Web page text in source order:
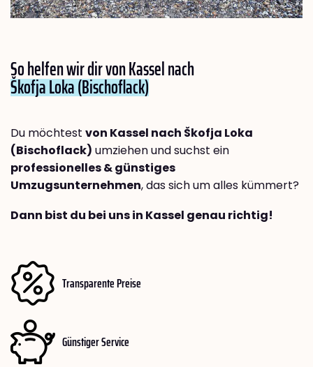
So helfen wir dir von Kassel nach
Škofja Loka (Bischoflack)
Du möchtest von Kassel nach Škofja Loka
(Bischoflack) umziehen und suchst ein
professionelles & günstiges
Umzugsunternehmen, das sich um alles kümmert?
Dann bist du bei uns in Kassel genau richtig!
Transparente Preise
Günstiger Service